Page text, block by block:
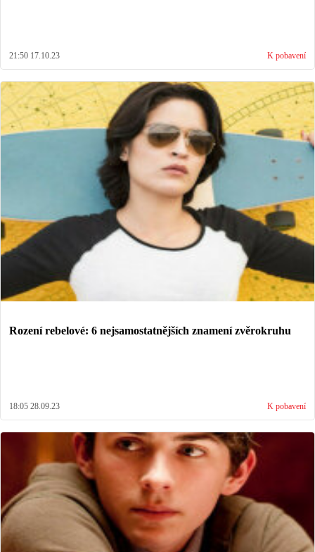
21:50 17.10.23 K pobavení
Rození rebelové: 6 nejsamostatnějších znamení zvěrokruhu
18:05 28.09.23 K pobavení